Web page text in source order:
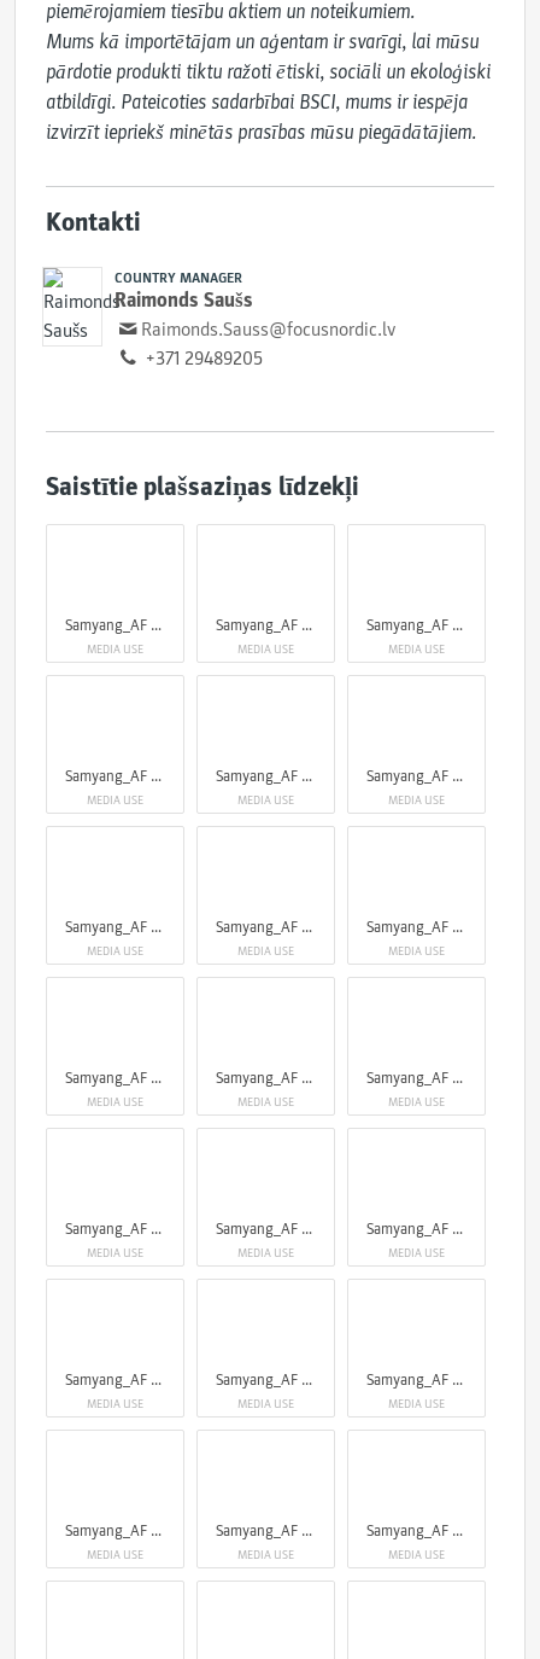
piemērojamiem tiesību aktiem un noteikumiem.
Mums kā importētājam un aģentam ir svarīgi, lai mūsu
pārdotie produkti tiktu ražoti ētiski, sociāli un ekoloģiski
atbildīgi. Pateicoties sadarbībai BSCI, mums ir iespēja
izvirzīt iepriekš minētās prasības mūsu piegādātājiem.
Kontakti
COUNTRY MANAGER
Raimonds Saušs
Raimonds.Sauss@focusnordic.lv
+371 29489205
Saistītie plašsaziņas līdzekļi
Samyang_AF 75mm F1.8 X
MEDIA USE
Samyang_AF 75mm F1.8 X
MEDIA USE
Samyang_AF 75mm F1.8 X
MEDIA USE
Samyang_AF 75mm F1.8 X
MEDIA USE
Samyang_AF 75mm F1.8 X
MEDIA USE
Samyang_AF 75mm F1.8 X
MEDIA USE
Samyang_AF 75mm F1.8 X
MEDIA USE
Samyang_AF 75mm F1.8 X
MEDIA USE
Samyang_AF 75mm F1.8 X
MEDIA USE
Samyang_AF 75mm F1.8 X
MEDIA USE
Samyang_AF 75mm F1.8 X
MEDIA USE
Samyang_AF 75mm F1.8 X
MEDIA USE
Samyang_AF 75mm F1.8 X
MEDIA USE
Samyang_AF 75mm F1.8 X
MEDIA USE
Samyang_AF 75mm F1.8 X
MEDIA USE
Samyang_AF 75mm F1.8 X
MEDIA USE
Samyang_AF 75mm F1.8 X
MEDIA USE
Samyang_AF 75mm F1.8 X
MEDIA USE
Samyang_AF 75mm F1.8 X
MEDIA USE
Samyang_AF 75mm F1.8 X
MEDIA USE
Samyang_AF 75mm F1.8 X
MEDIA USE